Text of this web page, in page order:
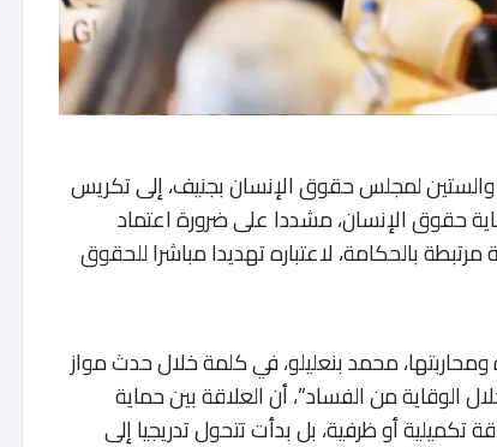
لمجلس حقوق الإنسان بجنيف، إلى تكريس
حقوق الإنسان، مشددا على ضرورة اعتماد
بالحكامة، لاعتباره تهديدا مباشرا للحقوق
ومحاربتها، محمد بنعليلو، في كلمة خلال حدث مواز
من الفساد”، أن العلاقة بين حماية
أو ظرفية، بل بدأت تتحول تدريجيا إلى